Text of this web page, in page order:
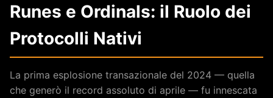
Runes e Ordinals: il Ruolo dei
Protocolli Nativi
La prima esplosione transazionale del 2024 — quella
che generò il record assoluto di aprile — fu innescata